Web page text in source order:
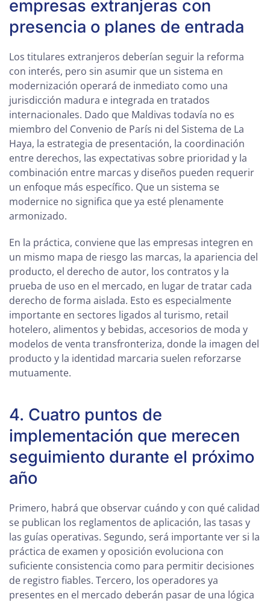
empresas extranjeras con
presencia o planes de entrada
Los titulares extranjeros deberían seguir la reforma
con interés, pero sin asumir que un sistema en
modernización operará de inmediato como una
jurisdicción madura e integrada en tratados
internacionales. Dado que Maldivas todavía no es
miembro del Convenio de París ni del Sistema de La
Haya, la estrategia de presentación, la coordinación
entre derechos, las expectativas sobre prioridad y la
combinación entre marcas y diseños pueden requerir
un enfoque más específico. Que un sistema se
modernice no significa que ya esté plenamente
armonizado.
En la práctica, conviene que las empresas integren en
un mismo mapa de riesgo las marcas, la apariencia del
producto, el derecho de autor, los contratos y la
prueba de uso en el mercado, en lugar de tratar cada
derecho de forma aislada. Esto es especialmente
importante en sectores ligados al turismo, retail
hotelero, alimentos y bebidas, accesorios de moda y
modelos de venta transfronteriza, donde la imagen del
producto y la identidad marcaria suelen reforzarse
mutuamente.
4. Cuatro puntos de
implementación que merecen
seguimiento durante el próximo
año
Primero, habrá que observar cuándo y con qué calidad
se publican los reglamentos de aplicación, las tasas y
las guías operativas. Segundo, será importante ver si la
práctica de examen y oposición evoluciona con
suficiente consistencia como para permitir decisiones
de registro fiables. Tercero, los operadores ya
presentes en el mercado deberán pasar de una lógica